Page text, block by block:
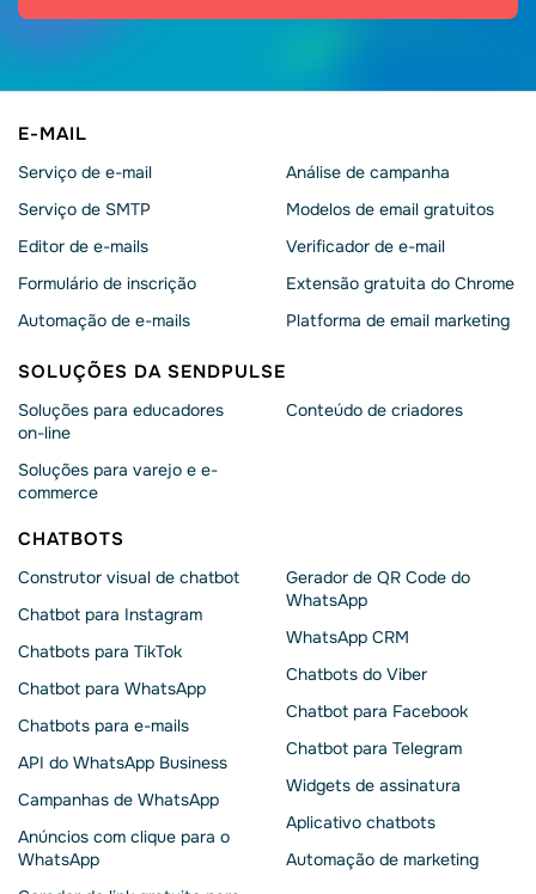
E-MAIL
Serviço de e-mail
Serviço de SMTP
Editor de e-mails
Formulário de inscrição
Automação de e-mails
Análise de campanha
Modelos de email gratuitos
Verificador de e-mail
Extensão gratuita do Chrome
Platforma de email marketing
SOLUÇÕES DA SENDPULSE
Soluções para educadores
on-line
Soluções para varejo e e-
commerce
Conteúdo de criadores
CHATBOTS
Construtor visual de chatbot
Chatbot para Instagram
Chatbots para TikTok
Chatbot para WhatsApp
Chatbots para e-mails
API do WhatsApp Business
Campanhas de WhatsApp
Anúncios com clique para o
WhatsApp
Gerador de QR Code do
WhatsApp
WhatsApp CRM
Chatbots do Viber
Chatbot para Facebook
Chatbot para Telegram
Widgets de assinatura
Aplicativo chatbots
Automação de marketing